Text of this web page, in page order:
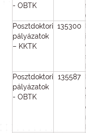
- OBTK
Posztdoktori
pályázatok
– KKTK
135300
Posztdoktori
pályázatok
- OBTK
135587